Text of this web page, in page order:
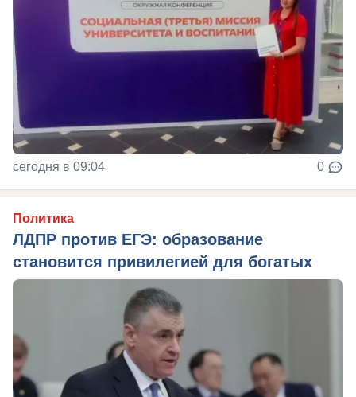
сегодня в 09:04 0
Политика
ЛДПР против ЕГЭ: образование
становится привилегией для богатых